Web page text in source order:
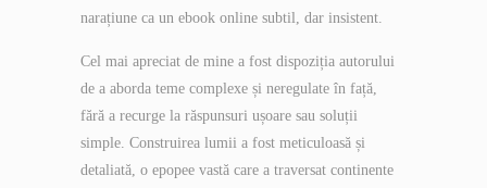
narațiune ca un ebook online subtil, dar insistent.
Cel mai apreciat de mine a fost dispoziția autorului
de a aborda teme complexe și neregulate în față,
fără a recurge la răspunsuri ușoare sau soluții
simple. Construirea lumii a fost meticuloasă și
detaliată, o epopee vastă care a traversat continente